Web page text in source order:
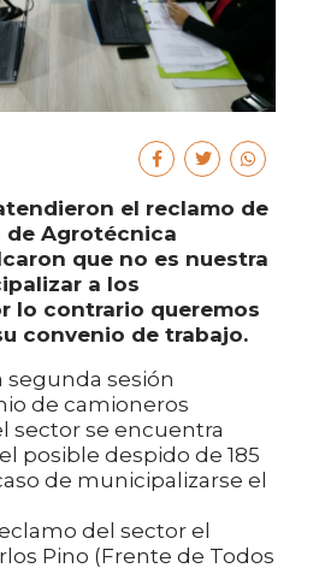
el reclamo de
de Agrotécnica
que no es nuestra
a los
lo contrario queremos
convenio de trabajo.
segunda sesión
de camioneros
sector se encuentra
posible despido de 185
de municipalizarse el
del sector el
Pino (Frente de Todos